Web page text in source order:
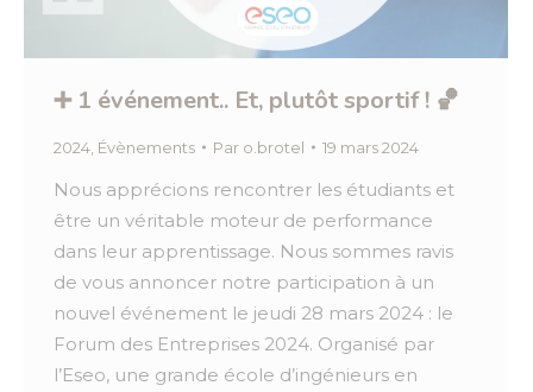
➕ 1 événement.. Et, plutôt sportif ! 🏀
2024 Évènements Par o.brotel 19 mars 2024
Nous apprécions rencontrer les étudiants et
être un véritable moteur de performance
dans leur apprentissage. Nous sommes ravis
de vous annoncer notre participation à un
nouvel événement le jeudi 28 mars 2024 : le
Forum des Entreprises 2024. Organisé par
l’Eseo, une grande école d’ingénieurs en